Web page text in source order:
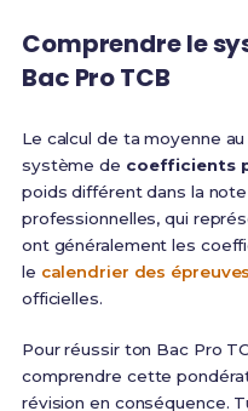
Comprendre le
Bac Pro TCB
Le calcul de ta moyenne
système de coefficients
poids différent dans la
professionnelles, qui
ont généralement les
le calendrier des
officielles.
Pour réussir ton Bac Pro
comprendre cette
révision en conséquence.